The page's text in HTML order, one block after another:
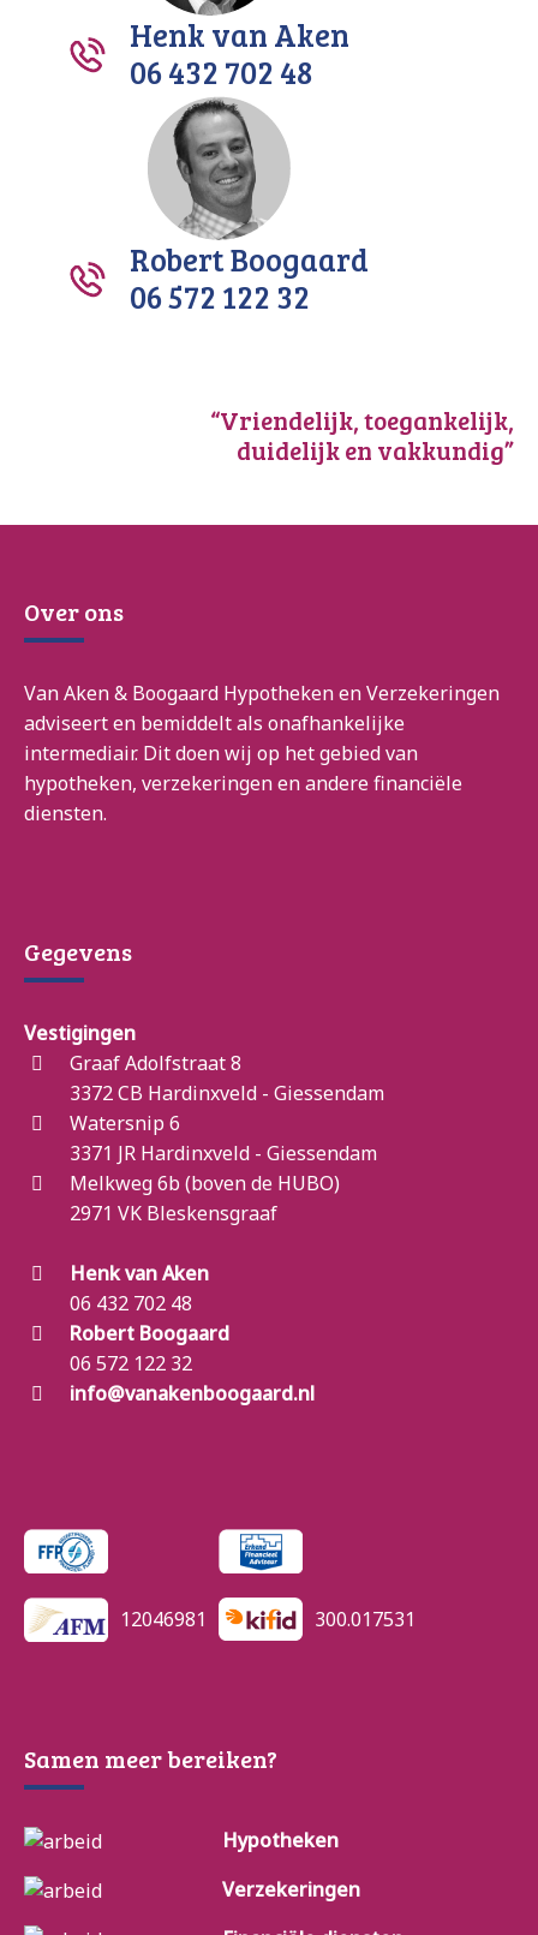
Henk van Aken
06 432 702 48
Robert Boogaard
06 572 122 32
“Vriendelijk, toegankelijk,
duidelijk en vakkundig”
Over ons
Van Aken & Boogaard Hypotheken en Verzekeringen
adviseert en bemiddelt als onafhankelijke
intermediair. Dit doen wij op het gebied van
hypotheken, verzekeringen en andere financiële
diensten.
Gegevens
Vestigingen
Graaf Adolfstraat 8
3372 CB Hardinxveld - Giessendam
Watersnip 6
3371 JR Hardinxveld - Giessendam
Melkweg 6b (boven de HUBO)
2971 VK Bleskensgraaf
Henk van Aken
06 432 702 48
Robert Boogaard
06 572 122 32
info@vanakenboogaard.nl
12046981 300.017531
Samen meer bereiken?
Hypotheken
Verzekeringen